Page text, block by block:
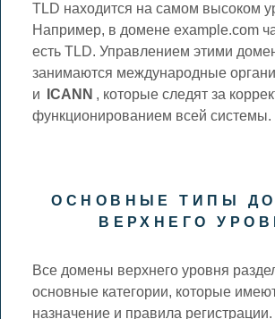
TLD находится на самом высоком
Например, в домене example.com
есть TLD. Управлением этими
занимаются международные
и
ICANN , которые следят за
функционированием всей системы.
ОСНОВНЫЕ ТИПЫ
ВЕРХНЕГО
Все домены верхнего уровня
основные категории, которые
назначение и правила